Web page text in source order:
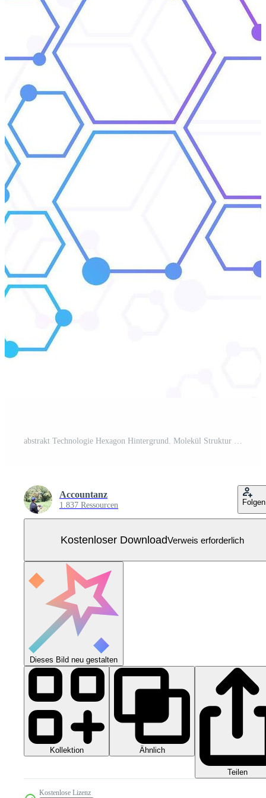
abstrakt Technologie Hexagon Hintergrund. Molekül Struktur abstrakt Technik. Digital Technologie Konzept Kostenloser Vektor
Accountanz
1.837 Ressourcen Folgen
Kostenloser DownloadVerweis erforderlich
Dieses Bild neu gestalten
Kollektion Ähnlich
Teilen
Kostenlose Lizenz